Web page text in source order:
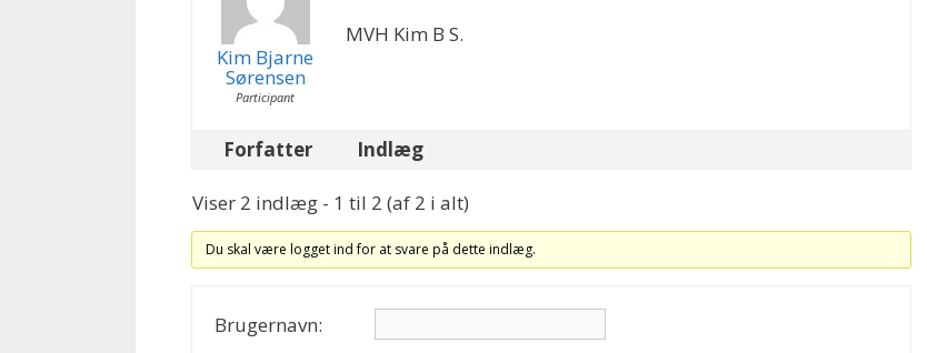
Kim Bjarne
Sørensen
Participant
MVH Kim B S.
Forfatter Indlæg
Viser 2 indlæg - 1 til 2 (af 2 i alt)
Du skal være logget ind for at svare på dette indlæg.
Brugernavn: